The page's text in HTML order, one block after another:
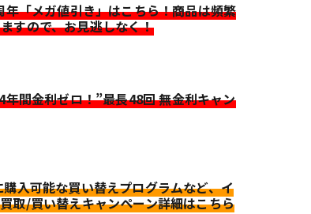
「メガ値引き」はこちら！商品は頻繁
すので、お見逃しなく！
間金利ゼロ！”最長48回 無金利キャン
入可能な買い替えプログラムなど、イ
取/買い替えキャンペーン詳細はこちら